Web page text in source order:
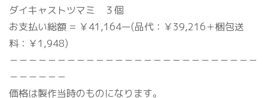
ダイキャストツマミ ３個
お支払い総額 = ￥41,164ー(品代：￥39,216＋梱包送
料：￥1,948)
－－－－－－－－－－－－－－－－－－－－－－－－－－
－－－－－－
価格は製作当時のものになります。